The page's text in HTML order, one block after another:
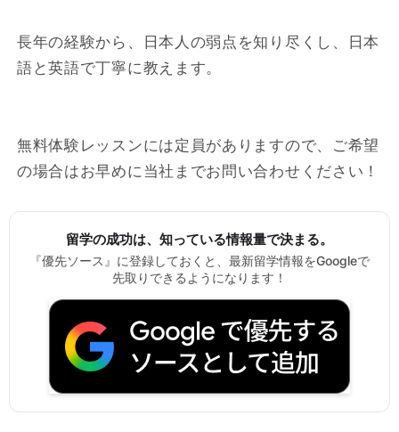
長年の経験から、日本人の弱点を知り尽くし、日本
語と英語で丁寧に教えます。
無料体験レッスンには定員がありますので、ご希望
の場合はお早めに当社までお問い合わせください！
留学の成功は、知っている情報量で決まる。
『優先ソース』に登録しておくと、最新留学情報をGoogleで
先取りできるようになります！